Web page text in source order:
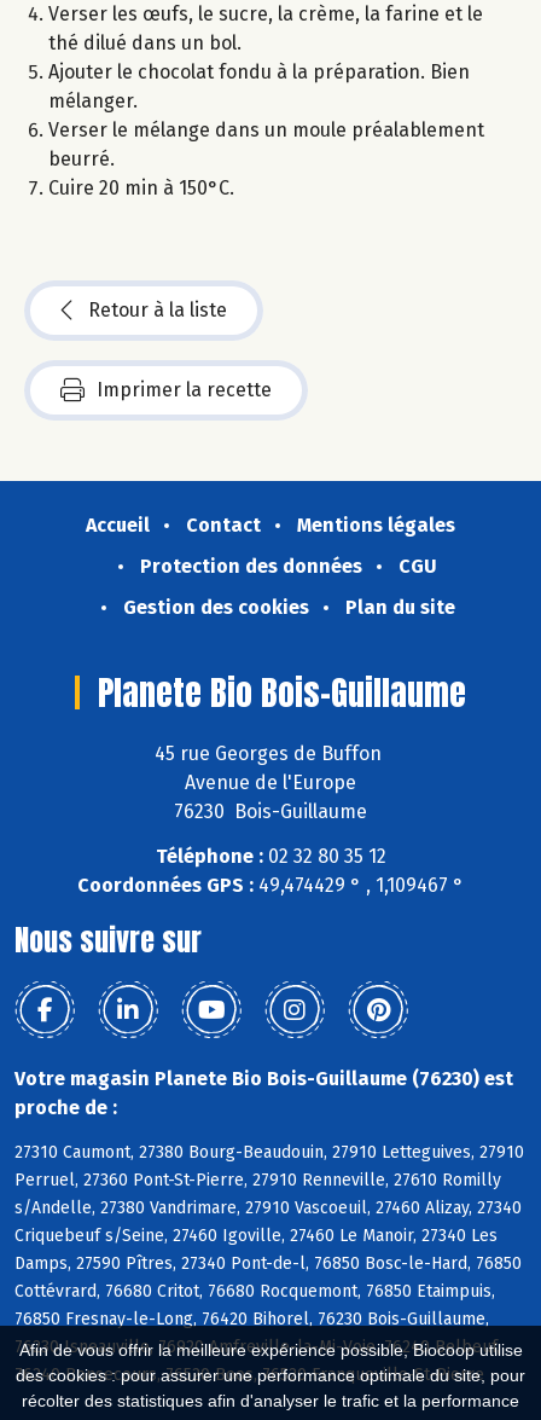
Afin de vous offrir la meilleure expérience possible, Biocoop utilise
des cookies : pour assurer une performance optimale du site, pour
récolter des statistiques afin d'analyser le trafic et la performance
Verser les œufs, le sucre, la crème, la farine et le
thé dilué dans un bol.
Ajouter le chocolat fondu à la préparation. Bien
mélanger.
Verser le mélange dans un moule préalablement
beurré.
Cuire 20 min à 150°C.
Retour à la liste
Imprimer la recette
Accueil Contact
Mentions légales
Protection des données
CGU
Gestion des cookies
Plan du site
Planete Bio Bois-Guillaume
45 rue Georges de Buffon
Avenue de l'Europe
76230 Bois-Guillaume
Téléphone :02 32 80 35 12
Coordonnées GPS : 49,474429 ° , 1,109467 °
Nous suivre sur
Votre magasin Planete Bio Bois-Guillaume (76230) est
proche de :
27310 Caumont, 27380 Bourg-Beaudouin, 27910 Letteguives, 27910
Perruel, 27360 Pont-St-Pierre, 27910 Renneville, 27610 Romilly
s/Andelle, 27380 Vandrimare, 27910 Vascoeuil, 27460 Alizay, 27340
Criquebeuf s/Seine, 27460 Igoville, 27460 Le Manoir, 27340 Les
Damps, 27590 Pîtres, 27340 Pont-de-l, 76850 Bosc-le-Hard, 76850
Cottévrard, 76680 Critot, 76680 Rocquemont, 76850 Etaimpuis,
76850 Fresnay-le-Long, 76420 Bihorel, 76230 Bois-Guillaume,
76230 Isneauville, 76920 Amfreville-la-Mi-Voie, 76240 Belbeuf,
76240 Bonsecours, 76520 Boos, 76520 Franqueville-St-Pierre